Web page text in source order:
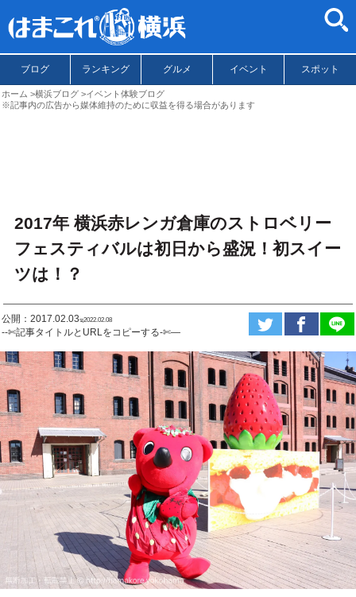
ブログ ランキング グルメ イベント スポット
ホーム 横浜ブログ
イベント体験ブログ
※記事内の広告から媒体維持のために収益を得る場合があります
2017年 横浜赤レンガ倉庫のストロベリー
フェスティバルは初日から盛況！初スイー
ツは！？
公開：2017.02.03ಇ2022.02.08
--✄記事タイトルとURLをコピーする-✄—